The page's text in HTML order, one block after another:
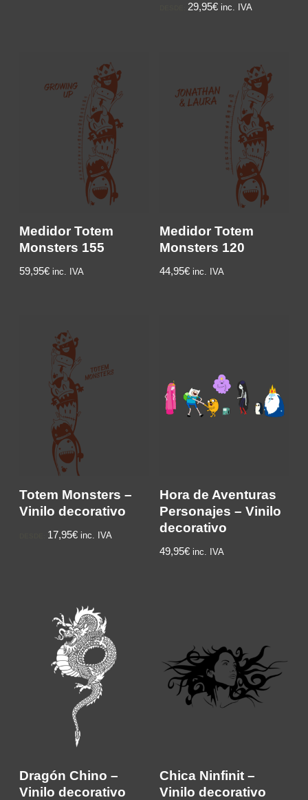
29,95€ inc. IVA
Medidor Totem
Monsters 155
59,95€ inc. IVA
Medidor Totem
Monsters 120
44,95€ inc. IVA
Totem Monsters –
Vinilo decorativo
17,95€ inc. IVA
Hora de Aventuras
Personajes – Vinilo
decorativo
49,95€ inc. IVA
Dragón Chino –
Vinilo decorativo
Chica Ninfinit –
Vinilo decorativo